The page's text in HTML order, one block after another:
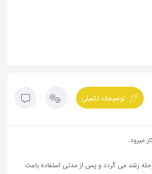
توضیحات تکمیلی
میرود.
مرحله رشد می گردد و پس از مدتی استفاده باعث